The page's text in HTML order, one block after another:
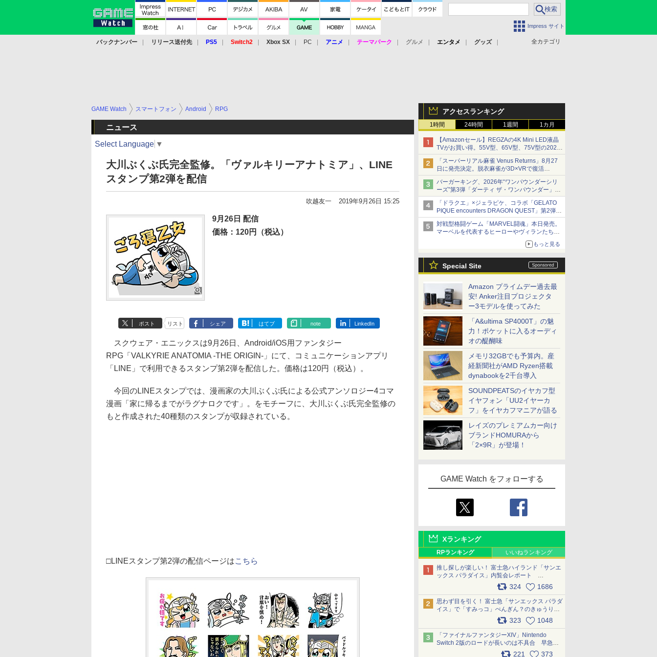
Impress サイト
全カテゴリ
バックナンバー リリース送付先 PS5 Switch2 Xbox SX PC アニメ テーマパーク グルメ エンタメ
グッズ
アクセスランキング
1時間 24時間 1週間 1カ月
【Amazonセール】REGZAの4K Mini LED液晶
TVがお買い得。55V型、65V型、75V型の2026
年モデルがラインナップ
「スーパーリアル麻雀 Venus Returns」8月27
日に発売決定。脱衣麻雀が3D×VRで復活
発売から2週間は20%オフになるセールが実施
バーガーキング、2026年“ワンパウンダーシリ
ーズ”第3弾「ダーティ ザ・ワンパウンダー」を
8月7日発売
「特製ガーリックマヨソース」を使用した超大
型チーズバーガー
「ドラクエ」×ジェラピケ、コラボ「GELATO
PIQUE encounters DRAGON QUEST」第2弾が
本日発売
アイスカップに入ったスライムやわたぼう、ベ
ビーサタンなどがオリジナルアートで登場
対戦型格闘ゲーム「MARVEL闘魂」本日発売。
マーベルを代表するヒーローやヴィランたちが
「GUILTY GEAR」などの格ゲーを手掛けるア
もっと見る
Special Site
Amazon プライムデー過去最
安! Anker注目プロジェクタ
ー3モデルを使ってみた
「A&ultima SP4000T」の魅
力！ポケットに入るオーディ
オの醍醐味
メモリ32GBでも予算内。産
経新聞社がAMD Ryzen搭載
dynabookを2千台導入
SOUNDPEATSのイヤカフ型
イヤフォン「UU2イヤーカ
フ」をイヤカフマニアが語る
レイズのプレミアムカー向け
ブランドHOMURAから
「2×9R」が登場！
GAME Watch をフォローする
Xランキング
RPランキング いいねランキング
推し探しが楽しい！ 富士急ハイランド「サンエ
ックス パラダイス」内覧会レポート
324 1686
思わず目を引く！ 富士急「サンエックス パラダ
イス」で「すみっコ」ぺんぎん？のきゅうりド
ッグを食べてみた イラストそのままのメニュ
ー化に挑戦。これが意外にもおいしい
pic.x.com/Kgl04hZaeg
323 1048
「ファイナルファンタジーXIV」Nintendo
Switch 2版のロードが長いのは不具合 早急に
アップデートできるよう対応中221 373
GAME Watch スマートフォン Android RPG
ニュース
Select Language ▼
大川ぶくぶ氏完全監修。「ヴァルキリーアナトミア」、LINE
スタンプ第2弾を配信
吹越友一 2019年9月26日 15:25
9月26日 配信
価格：120円（税込）
ポスト リスト シェア はてブ note LinkedIn
スクウェア・エニックスは9月26日、Android/iOS用ファンタジー
RPG「VALKYRIE ANATOMIA -THE ORIGIN-」にて、コミュニケーションアプリ
「LINE」で利用できるスタンプ第2弾を配信した。価格は120円（税込）。
今回のLINEスタンプでは、漫画家の大川ぶくぶ氏による公式アンソロジー4コマ
漫画「家に帰るまでがラグナロクです」。をモチーフに、大川ぶくぶ氏完全監修の
もと作成された40種類のスタンプが収録されている。
□LINEスタンプ第2弾の配信ページはこちら